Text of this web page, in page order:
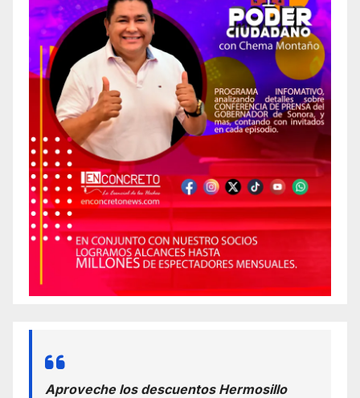
Aproveche los descuentos Hermosillo